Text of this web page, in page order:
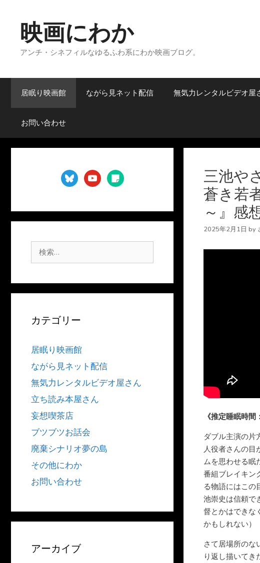
ス
映画にわか
アンチ・シネフィルなゆるふわ系にわか映画ブログ。
居眠り映画館 ながら見ネット配信 無気力レンタルビデオ屋
お問い合わせ
三池や
蒼き若
～』感
2025年2月1日 by
《推定睡眠時間
ダブル主演の片
人役者さんの目
ムを思わせる眠
番組ブレイキン
る物語にはこの
池崇史は信頼で
督とかはできな
かもしれない）
さて居場所のな
り返し描いてき
blueskyyoutubesticky-
note
索:
カテゴリー
居眠り映画館
ながら見ネット配信
無気力レンタルビデオ屋さん
立ち読み本屋さん
妄想喫茶店
ブツブツお話会
廃棄シナリオ夢の島
その他にわか
お問い合わせ
アーカイブ